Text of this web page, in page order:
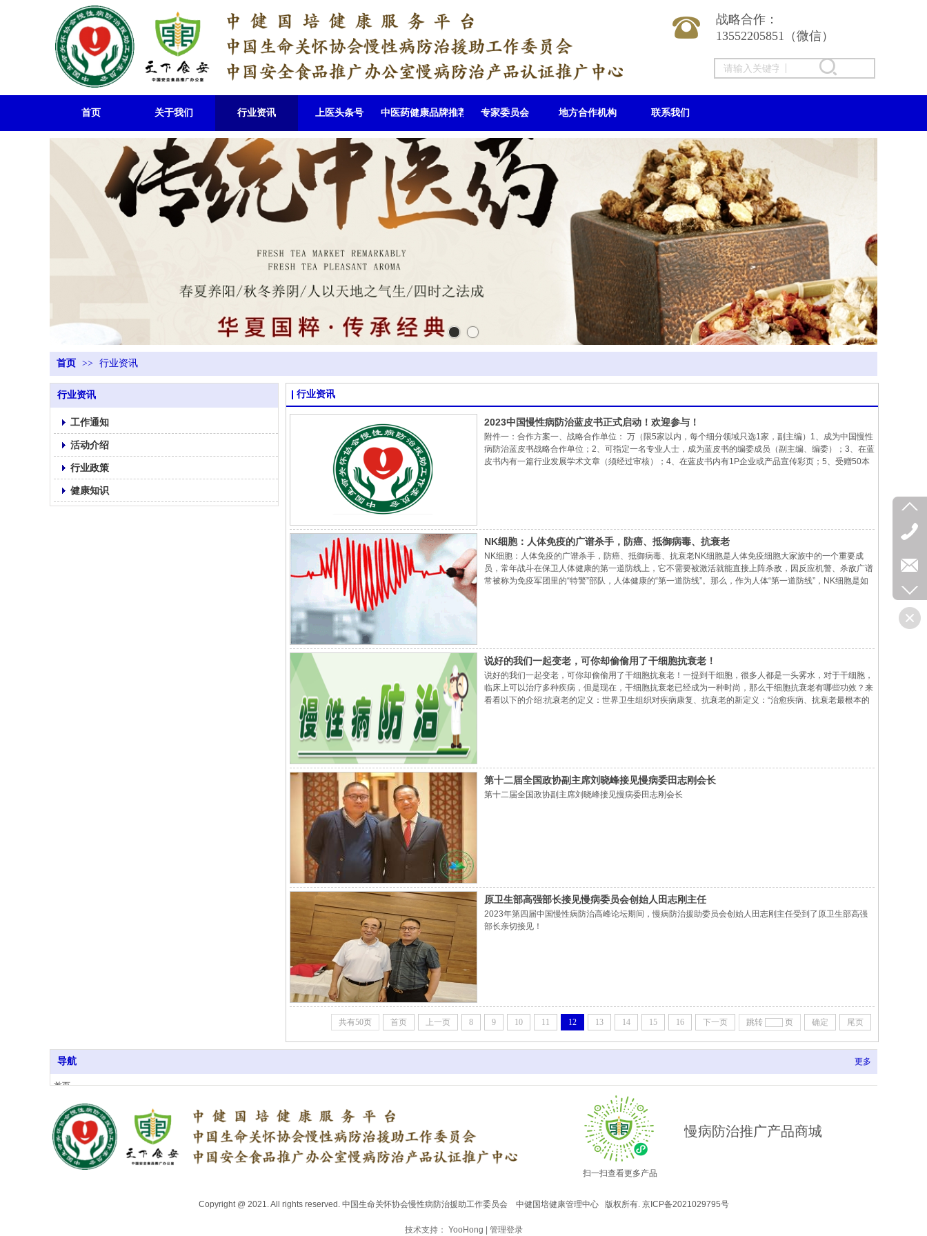
战略合作：
13552205851（微信）
首页 关于我们 行业资讯 上医头条号 中医药健康品牌推荐 专家委员会 地方合作机构 联系我们
首页 >> 行业资讯
行业资讯
工作通知
活动介绍
行业政策
健康知识
行业资讯
2023中国慢性病防治蓝皮书正式启动！欢迎参与！
附件一：合作方案一、战略合作单位： 万（限5家以内，每个细分领域只选1家，副主编）1、成为中国慢性
病防治蓝皮书战略合作单位；2、可指定一名专业人士，成为蓝皮书的编委成员（副主编、编委）；3、在蓝
皮书内有一篇行业发展学术文章（须经过审核）；4、在蓝皮书内有1P企业或产品宣传彩页；5、受赠50本
NK细胞：人体免疫的广谱杀手，防癌、抵御病毒、抗衰老
NK细胞：人体免疫的广谱杀手，防癌、抵御病毒、抗衰老NK细胞是人体免疫细胞大家族中的一个重要成
员，常年战斗在保卫人体健康的第一道防线上，它不需要被激活就能直接上阵杀敌，因反应机警、杀敌广谱
常被称为免疫军团里的“特警”部队，人体健康的“第一道防线”。那么，作为人体“第一道防线”，NK细胞是如
说好的我们一起变老，可你却偷偷用了干细胞抗衰老！
说好的我们一起变老，可你却偷偷用了干细胞抗衰老！一提到干细胞，很多人都是一头雾水，对于干细胞，
临床上可以治疗多种疾病，但是现在，干细胞抗衰老已经成为一种时尚，那么干细胞抗衰老有哪些功效？来
看看以下的介绍:抗衰老的定义：世界卫生组织对疾病康复、抗衰老的新定义：“治愈疾病、抗衰老最根本的
第十二届全国政协副主席刘晓峰接见慢病委田志刚会长
第十二届全国政协副主席刘晓峰接见慢病委田志刚会长
原卫生部高强部长接见慢病委员会创始人田志刚主任
2023年第四届中国慢性病防治高峰论坛期间，慢病防治援助委员会创始人田志刚主任受到了原卫生部高强
部长亲切接见！
共有50页 首页 上一页 8 9 10 11 12 13 14 15 16 下一页 跳转 页 确定 尾页
导航 更多
首页
关于我们
行业资讯
上医头条号
中医药健康品牌推荐
专家委员会
慢病防治推广产品商城
扫一扫查看更多产品
Copyright @ 2021. All rights reserved. 中国生命关怀协会慢性病防治援助工作委员会 中健国培健康管理中心 版权所有. 京ICP备2021029795号
技术支持： YooHong 管理登录